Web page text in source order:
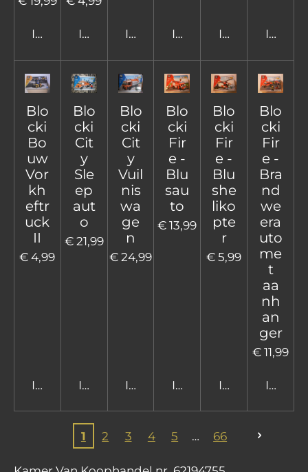
In winkelwagenIn winkelwagenIn winkelwagenIn winkelwagen
In In
Blo
cki
Bo
uw
Vor
kh
eftr
uck
II
€ 4,99
In winkelwagen
Blo
cki
Cit
y
Sle
ep
aut
o
€ 21,99
In winkelwagen
Blo
cki
Cit
y
Vuil
nis
wa
ge
n
€ 24,99
In winkelwagen
Blo
cki
Fir
e -
Blu
sau
to
€ 13,99
In winkelwagen
Blo
cki
Fir
e -
Blu
she
liko
pte
r
€ 5,99
In
Blo
cki
Fir
e -
Bra
nd
we
era
uto
me
t
aa
nh
an
ger
€ 11,99
In
1 2 3 4 5 66